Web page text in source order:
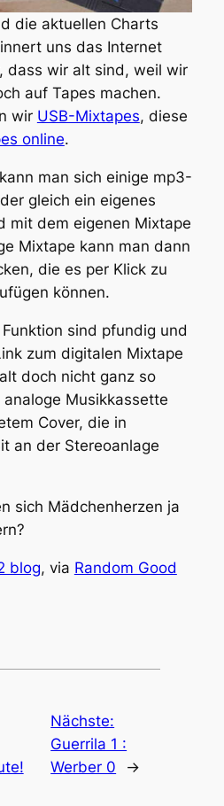
die aktuellen Charts
uns das Internet
dass wir alt sind, weil wir
auf Tapes machen.
wir USB-Mixtapes, diese
online.
man sich einige mp3-
gleich ein eigenes
mit dem eigenen Mixtape
Mixtape kann man dann
die es per Klick zu
können.
sind pfundig und
zum digitalen Mixtape
doch nicht ganz so
Musikkassette
Cover, die in
an der Stereoanlage
sich Mädchenherzen ja
blog, via Random Good
Nächste:
Guerrila 1 :
Werber 0
→